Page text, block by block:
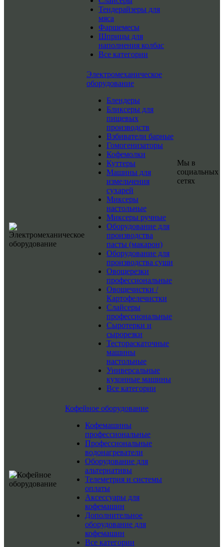
Тендерайзеры для
мяса
Фаршемесы
Шприцы для
наполнения колбас
Все категории
Электромеханическое
оборудование
Блендеры
Бликсеры для
пищевых
производств
Взбиватели барные
Гомогенизаторы
Кофемолки
Куттеры
Машины для
измельчения
сухарей
Миксеры
настольные
Миксеры ручные
Оборудование для
производства
пасты (макарон)
Оборудование для
производства суши
Овощерезки
профессиональные
Овощечистки /
Картофелечистки
Слайсеры
профессиональные
Сыротерки и
сырорезки
Тестораскаточные
машины
настольные
Универсальные
кухонные машины
Все категории
Кофейное оборудование
Кофемашины
профессиональные
Профессиональные
водонагреватели
Оборудование для
альтернативы
Телеметрия и системы
оплаты
Аксессуары для
кофемашин
Дополнительное
оборудование для
кофемашин
Все категории
Мы в
социальных
сетях